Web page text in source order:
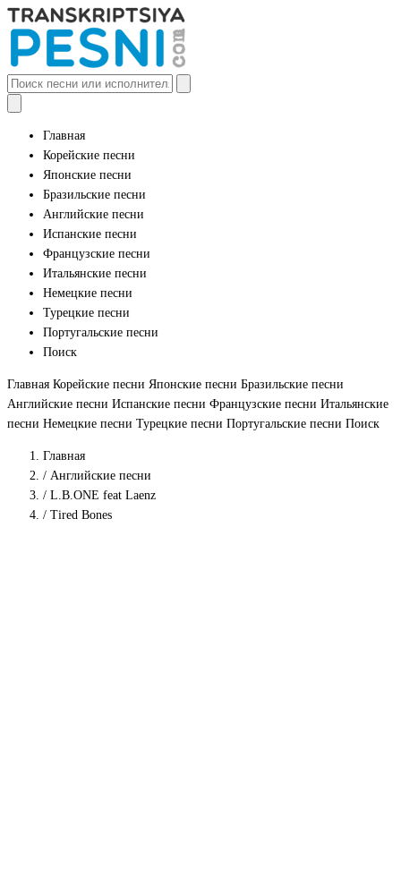
Главная
Корейские песни
Японские песни
Бразильские песни
Английские песни
Испанские песни
Французские песни
Итальянские песни
Немецкие песни
Турецкие песни
Португальские песни
Поиск
Главная Корейские песни Японские песни Бразильские песни
Английские песни Испанские песни Французские песни Итальянские
песни Немецкие песни Турецкие песни Португальские песни Поиск
Главная
/ Английские песни
/ L.B.ONE feat Laenz
/ Tired Bones